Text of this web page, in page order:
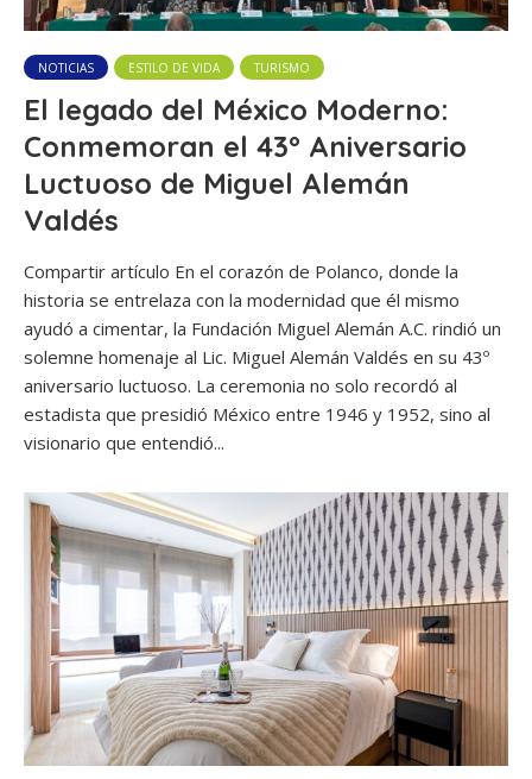
NOTICIAS ESTILO DE VIDA TURISMO
El legado del México Moderno:
Conmemoran el 43º Aniversario
Luctuoso de Miguel Alemán
Valdés
Compartir artículo En el corazón de Polanco, donde la
historia se entrelaza con la modernidad que él mismo
ayudó a cimentar, la Fundación Miguel Alemán A.C. rindió un
solemne homenaje al Lic. Miguel Alemán Valdés en su 43º
aniversario luctuoso. La ceremonia no solo recordó al
estadista que presidió México entre 1946 y 1952, sino al
visionario que entendió...